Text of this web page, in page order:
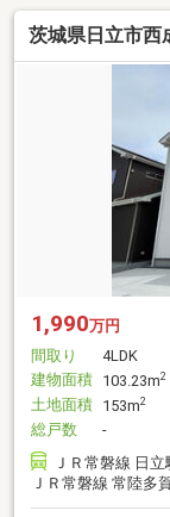
茨城県日立市西
1,990万円
間取り
4LDK
建物面積 103.23m2
土地面積 153m2
総戸数
-
ＪＲ常磐線 日
ＪＲ常磐線 常陸多